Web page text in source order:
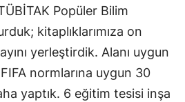
Kırklareli
Kırşehir
Popüler Bilim
kitaplıklarımıza on
yerleştirdik. Alanı uygun
normlarına uygun 30
yaptık. 6 eğitim tesisi inşa